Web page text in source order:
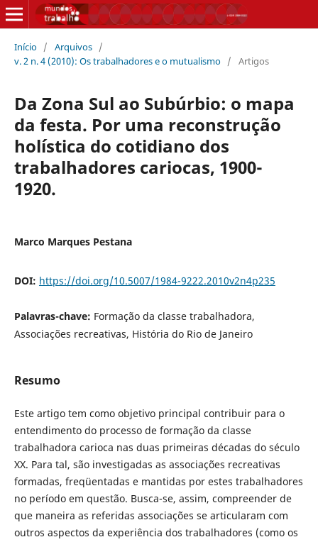
Início / Arquivos /
v. 2 n. 4 (2010): Os trabalhadores e o mutualismo / Artigos
Da Zona Sul ao Subúrbio: o mapa
da festa. Por uma reconstrução
holística do cotidiano dos
trabalhadores cariocas, 1900-
1920.
Marco Marques Pestana
DOI: https://doi.org/10.5007/1984-9222.2010v2n4p235
Palavras-chave: Formação da classe trabalhadora,
Associações recreativas, História do Rio de Janeiro
Resumo
Este artigo tem como objetivo principal contribuir para o
entendimento do processo de formação da classe
trabalhadora carioca nas duas primeiras décadas do século
XX. Para tal, são investigadas as associações recreativas
formadas, freqüentadas e mantidas por estes trabalhadores
no período em questão. Busca-se, assim, compreender de
que maneira as referidas associações se articularam com
outros aspectos da experiência dos trabalhadores (como os